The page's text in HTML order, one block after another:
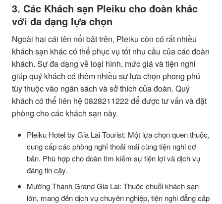
3. Các Khách sạn Pleiku cho đoàn khác
với đa dạng lựa chọn
Ngoài hai cái tên nổi bật trên, Pleiku còn có rất nhiều
khách sạn khác có thể phục vụ tốt nhu cầu của các đoàn
khách. Sự đa dạng về loại hình, mức giá và tiện nghi
giúp quý khách có thêm nhiều sự lựa chọn phong phú
tùy thuộc vào ngân sách và sở thích của đoàn. Quý
khách có thể liên hệ 0828211222 để được tư vấn và đặt
phòng cho các khách sạn này.
Pleiku Hotel by Gia Lai Tourist: Một lựa chọn quen thuộc,
cung cấp các phòng nghỉ thoải mái cùng tiện nghi cơ
bản. Phù hợp cho đoàn tìm kiếm sự tiện lợi và dịch vụ
đáng tin cậy.
Mường Thanh Grand Gia Lai: Thuộc chuỗi khách sạn
lớn, mang đến dịch vụ chuyên nghiệp, tiện nghi đẳng cấp